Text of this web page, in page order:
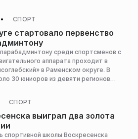
популярных категорий товаров.
СПОРТ
стартовало первенство
среди спортсменов с
аппарата проходит в
в Раменском округе. В
30 юниоров из девяти регионов
СПОРТ
выиграл два золота
спортивной школы Воскресенска